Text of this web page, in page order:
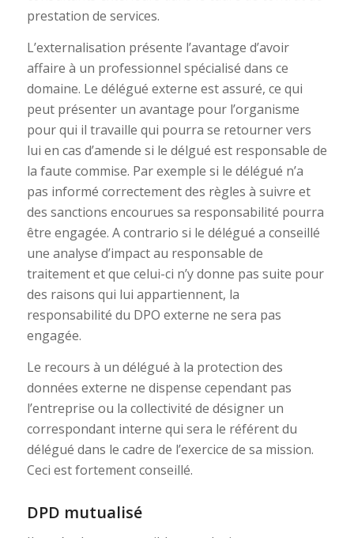
prestation de services.
L’externalisation présente l’avantage d’avoir
affaire à un professionnel spécialisé dans ce
domaine. Le délégué externe est assuré, ce qui
peut présenter un avantage pour l’organisme
pour qui il travaille qui pourra se retourner vers
lui en cas d’amende si le délgué est responsable de
la faute commise. Par exemple si le délégué n’a
pas informé correctement des règles à suivre et
des sanctions encourues sa responsabilité pourra
être engagée. A contrario si le délégué a conseillé
une analyse d’impact au responsable de
traitement et que celui-ci n’y donne pas suite pour
des raisons qui lui appartiennent, la
responsabilité du DPO externe ne sera pas
engagée.
Le recours à un délégué à la protection des
données externe ne dispense cependant pas
l’entreprise ou la collectivité de désigner un
correspondant interne qui sera le référent du
délégué dans le cadre de l’exercice de sa mission.
Ceci est fortement conseillé.
DPD mutualisé